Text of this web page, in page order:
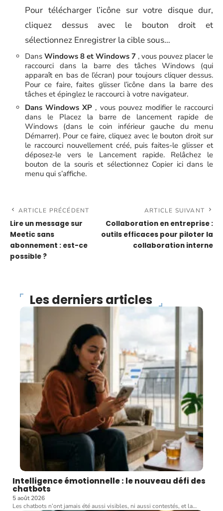
Pour télécharger l’icône sur votre disque dur,
cliquez dessus avec le bouton droit et
sélectionnez Enregistrer la cible sous…
Dans Windows 8 et Windows 7 , vous pouvez placer le
raccourci dans la barre des tâches Windows (qui
apparaît en bas de l’écran) pour toujours cliquer dessus.
Pour ce faire, faites glisser l’icône dans la barre des
tâches et épinglez le raccourci à votre navigateur.
Dans Windows XP , vous pouvez modifier le raccourci
dans le Placez la barre de lancement rapide de
Windows (dans le coin inférieur gauche du menu
Démarrer). Pour ce faire, cliquez avec le bouton droit sur
le raccourci nouvellement créé, puis faites-le glisser et
déposez-le vers le Lancement rapide. Relâchez le
bouton de la souris et sélectionnez Copier ici dans le
menu qui s’affiche.
ARTICLE PRÉCÉDENT
Lire un message sur
Meetic sans
abonnement : est-ce
possible ?
ARTICLE SUIVANT
Collaboration en entreprise :
outils efficaces pour piloter la
collaboration interne
Les derniers articles
Intelligence émotionnelle : le nouveau défi des
chatbots
5 août 2026
Les chatbots n’ont jamais été aussi visibles, ni aussi contestés, et la…